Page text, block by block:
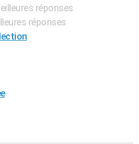
réponses
réponses